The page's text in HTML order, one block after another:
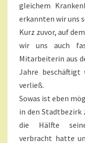
gleichem
erkannten wir uns
Kurz zuvor, auf
wir uns auch
Mitarbeiterin aus
Jahre beschäftigt
verließ.
Sowas ist eben
in den Stadtbezirk
die Hälfte
verbracht hatte